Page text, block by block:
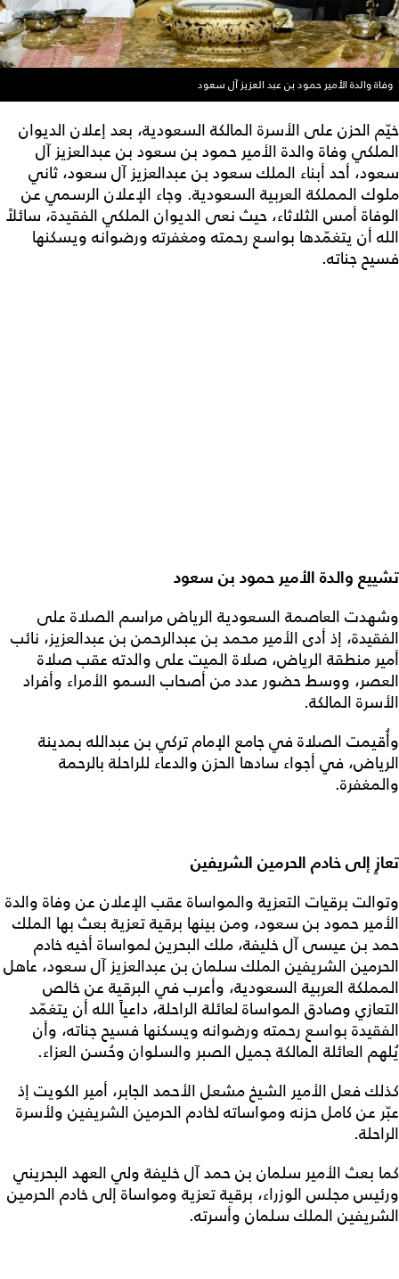
وفاة والدة الأمير حمود بن عبد العزيز آل سعود
خيّم الحزن على الأسرة المالكة السعودية، بعد إعلان الديوان
الملكي وفاة والدة الأمير حمود بن سعود بن عبدالعزيز آل
سعود، أحد أبناء الملك سعود بن عبدالعزيز آل سعود، ثاني
ملوك المملكة العربية السعودية. وجاء الإعلان الرسمي عن
الوفاة أمس الثلاثاء، حيث نعى الديوان الملكي الفقيدة، سائلاً
الله أن يتغمّدها بواسع رحمته ومغفرته ورضوانه ويسكنها
فسيح جناته.
تشييع والدة الأمير حمود بن سعود
وشهدت العاصمة السعودية الرياض مراسم الصلاة على
الفقيدة، إذ أدى الأمير محمد بن عبدالرحمن بن عبدالعزيز، نائب
أمير منطقة الرياض، صلاة الميت على والدته عقب صلاة
العصر، ووسط حضور عدد من أصحاب السمو الأمراء وأفراد
الأسرة المالكة.
وأُقيمت الصلاة في جامع الإمام تركي بن عبدالله بمدينة
الرياض، في أجواء سادها الحزن والدعاء للراحلة بالرحمة
والمغفرة.
تعازٍ إلى خادم الحرمين الشريفين
وتوالت برقيات التعزية والمواساة عقب الإعلان عن وفاة والدة
الأمير حمود بن سعود، ومن بينها برقية تعزية بعث بها الملك
حمد بن عيسى آل خليفة، ملك البحرين لمواساة أخيه خادم
الحرمين الشريفين الملك سلمان بن عبدالعزيز آل سعود، عاهل
المملكة العربية السعودية، وأعرب في البرقية عن خالص
التعازي وصادق المواساة لعائلة الراحلة، داعياً الله أن يتغمّد
الفقيدة بواسع رحمته ورضوانه ويسكنها فسيح جناته، وأن
يُلهم العائلة المالكة جميل الصبر والسلوان وحُسن العزاء.
كذلك فعل الأمير الشيخ مشعل الأحمد الجابر، أمير الكويت إذ
عبّر عن كامل حزنه ومواساته لخادم الحرمين الشريفين ولأسرة
الراحلة.
كما بعث الأمير سلمان بن حمد آل خليفة ولي العهد البحريني
ورئيس مجلس الوزراء، برقية تعزية ومواساة إلى خادم الحرمين
الشريفين الملك سلمان وأسرته.